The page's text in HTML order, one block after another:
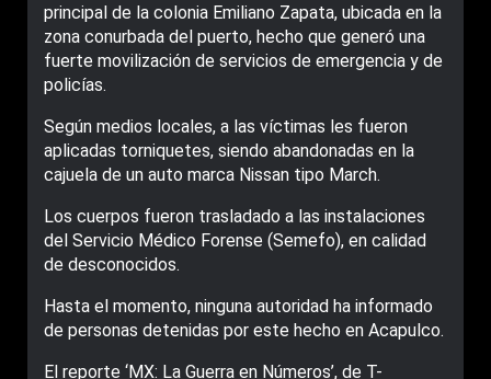
principal de la colonia Emiliano Zapata, ubicada en la
zona conurbada del puerto, hecho que generó una
fuerte movilización de servicios de emergencia y de
policías.
Según medios locales, a las víctimas les fueron
aplicadas torniquetes, siendo abandonadas en la
cajuela de un auto marca Nissan tipo March.
Los cuerpos fueron trasladado a las instalaciones
del Servicio Médico Forense (Semefo), en calidad
de desconocidos.
Hasta el momento, ninguna autoridad ha informado
de personas detenidas por este hecho en Acapulco.
El reporte ‘MX: La Guerra en Números’, de T-